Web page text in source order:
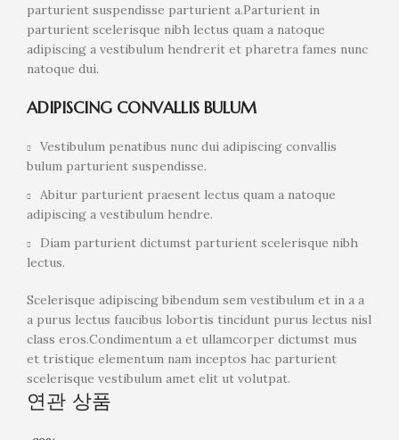
parturient suspendisse parturient a.Parturient in
parturient scelerisque nibh lectus quam a natoque
adipiscing a vestibulum hendrerit et pharetra fames nunc
natoque dui.
ADIPISCING CONVALLIS BULUM
Vestibulum penatibus nunc dui adipiscing convallis
bulum parturient suspendisse.
Abitur parturient praesent lectus quam a natoque
adipiscing a vestibulum hendre.
Diam parturient dictumst parturient scelerisque nibh
lectus.
Scelerisque adipiscing bibendum sem vestibulum et in a a
a purus lectus faucibus lobortis tincidunt purus lectus nisl
class eros.Condimentum a et ullamcorper dictumst mus
et tristique elementum nam inceptos hac parturient
scelerisque vestibulum amet elit ut volutpat.
연관 상품